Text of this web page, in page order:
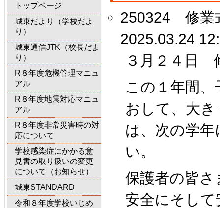
トップページ
城東だより（学校だよ
り）
城東通信JTK（校長だよ
り）
R８年度危機管理マニュ
アル
R８年度地震対応マニュ
アル
R８年度非常災害時の対
応について
学校感染症にかかる意
見書の取り扱いの変更
について（お知らせ）
城東STANDARD
令和８年度学校いじめ
250324 修業
2025.03.24
３月２４日
この１年間
おして、大
は、次の学
い。
保護者の皆
安全にそし